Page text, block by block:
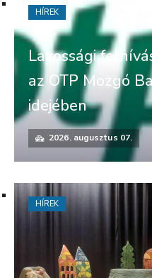
Lakossági
az OTP Mozgó
idejében
2026. augusztus 07.
HÍREK
HÍREK